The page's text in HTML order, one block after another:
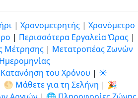
| Χρονομετρητής | Χρονόμετρο
| Περισσότερα Εργαλεία Ώρας |
Μέτρησης | Μετατροπέας Ζωνών
του Χρόνου | ☀️
🌕 Μάθετε για τη Σελήνη | 🎉